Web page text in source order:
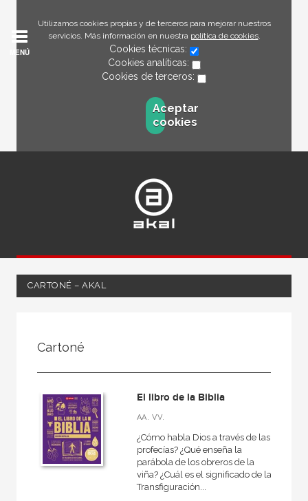
Utilizamos cookies propias y de terceros para mejorar nuestros
servicios. Más información en nuestra política de cookies.
Cookies técnicas:
Cookies analíticas:
Cookies de terceros:
Aceptar
cookies
MENÚ
CARTONÉ – AKAL
Ciencias humanas y sociales
Religión
MATERIAS
Hinduismo
Cartoné
El libro de la Biblia
AA. VV.
¿Cómo habla Dios a través de las
profecías? ¿Qué enseña la
parábola de los obreros de la
viña? ¿Cuál es el significado de la
Transfiguración...